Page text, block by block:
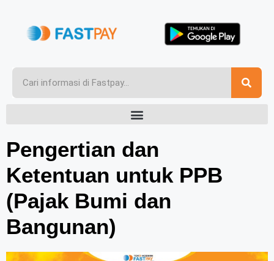
Pengertian dan
Ketentuan untuk PPB
(Pajak Bumi dan
Bangunan)